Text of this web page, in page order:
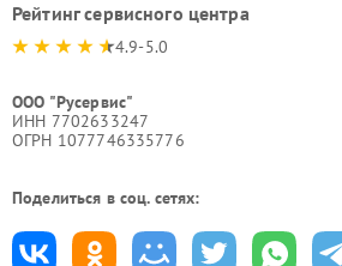
Рейтинг сервисного центра
4.9-5.0
ООО "Русервис"
ИНН 7702633247
ОГРН 1077746335776
Поделиться в соц. сетях: